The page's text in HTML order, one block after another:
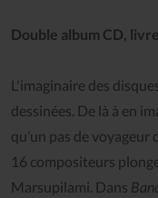
Double album CD,
L'imaginaire des
dessinées. De là à en
qu’un pas de
16 compositeurs
Marsupilami. Dans